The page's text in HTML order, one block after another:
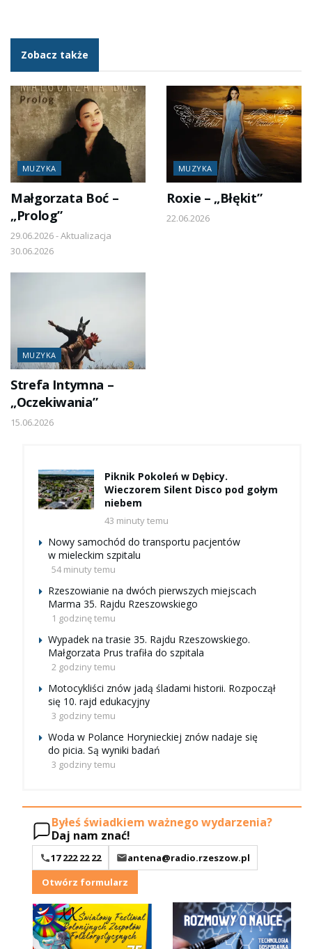
Zobacz także
MUZYKA
Małgorzata Boć –
„Prolog”
29.06.2026 - Aktualizacja
30.06.2026
MUZYKA
Roxie – „Błękit”
22.06.2026
MUZYKA
Strefa Intymna –
„Oczekiwania”
15.06.2026
Piknik Pokoleń w Dębicy.
Wieczorem Silent Disco pod gołym
niebem
43 minuty temu
Nowy samochód do transportu pacjentów
w mieleckim szpitalu
54 minuty temu
Rzeszowianie na dwóch pierwszych miejscach
Marma 35. Rajdu Rzeszowskiego
1 godzinę temu
Wypadek na trasie 35. Rajdu Rzeszowskiego.
Małgorzata Prus trafiła do szpitala
2 godziny temu
Motocykliści znów jadą śladami historii. Rozpoczął
się 10. rajd edukacyjny
3 godziny temu
Woda w Polance Horynieckiej znów nadaje się
do picia. Są wyniki badań
3 godziny temu
Byłeś świadkiem ważnego wydarzenia?
Daj nam znać!
17 222 22 22
antena@radio.rzeszow.pl
Otwórz formularz